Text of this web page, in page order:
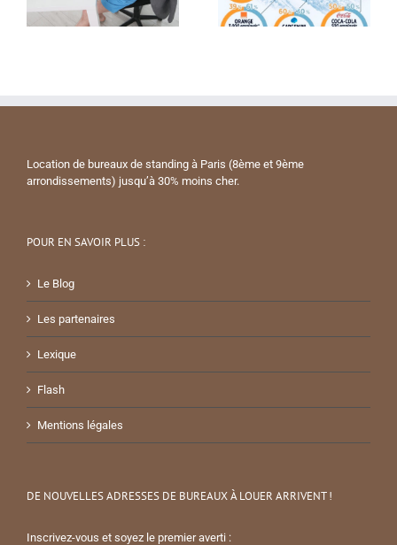
Location de bureaux de standing à Paris (8ème et 9ème
arrondissements) jusqu’à 30% moins cher.
POUR EN SAVOIR PLUS :
Le Blog
Les partenaires
Lexique
Flash
Mentions légales
DE NOUVELLES ADRESSES DE BUREAUX À LOUER ARRIVENT !
Inscrivez-vous et soyez le premier averti :